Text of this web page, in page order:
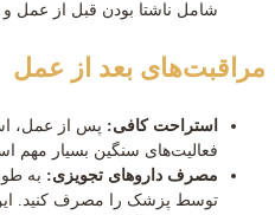
شامل ناشتا بودن قبل از عمل و
مراقبت‌های بعد از عمل
استراحت کافی: پس از عمل،
فعالیت‌های سنگین بسیار مهم
مصرف داروهای تجویزی: به
توسط پزشک را مصرف کنید.